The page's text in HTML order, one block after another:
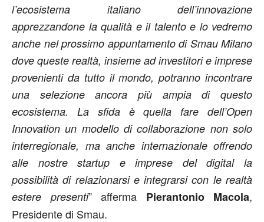
l’ecosistema italiano dell’innovazione
apprezzandone la qualità e il talento e lo vedremo
anche nel prossimo appuntamento di Smau Milano
dove queste realtà, insieme ad investitori e imprese
provenienti da tutto il mondo, potranno incontrare
una selezione ancora più ampia di questo
ecosistema. La sfida è quella fare dell’Open
Innovation un modello di collaborazione non solo
interregionale, ma anche internazionale offrendo
alle nostre startup e imprese del digital la
possibilità di relazionarsi e integrarsi con le realtà
estere presenti” afferma Pierantonio Macola,
Presidente di Smau.